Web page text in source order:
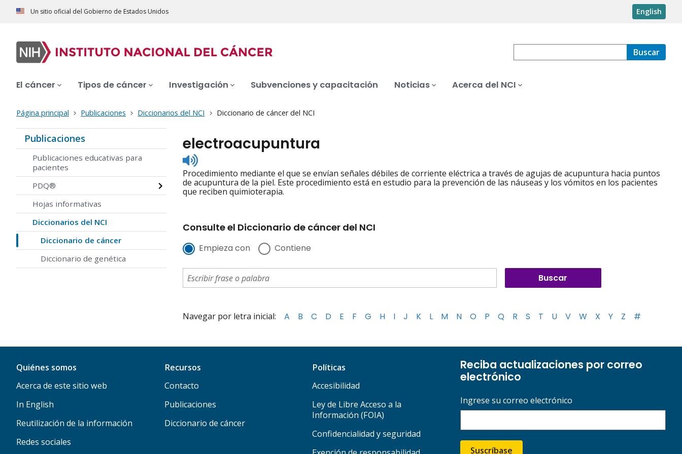
Un sitio oficial del Gobierno de Estados Unidos English
Buscar
El cáncer Tipos de cáncer Investigación Subvenciones y capacitación Noticias Acerca del NCI
Página principal Publicaciones Diccionarios del NCI Diccionario de cáncer del NCI
Publicaciones
Publicaciones educativas para
pacientes
PDQ®
Hojas informativas
Diccionarios del NCI
Diccionario de cáncer
Diccionario de genética
electroacupuntura
Listen
to
pronunciation
Procedimiento mediante el que se envían señales débiles de corriente eléctrica a través de agujas de acupuntura hacia puntos
de acupuntura de la piel. Este procedimiento está en estudio para la prevención de las náuseas y los vómitos en los pacientes
que reciben quimioterapia.
Consulte el Diccionario de cáncer del NCI
Empieza con Contiene
Navegar por letra inicial: A B C D E F G H I J K L M N O P Q R S T U V W X Y Z #
Quiénes somos
Acerca de este sitio web
In English
Reutilización de la información
Redes sociales
Recursos
Contacto
Publicaciones
Diccionario de cáncer
Políticas
Accesibilidad
Ley de Libre Acceso a la
Información (FOIA)
Confidencialidad y seguridad
Reciba actualizaciones por correo
electrónico
Ingrese su correo electrónico
Suscríbase